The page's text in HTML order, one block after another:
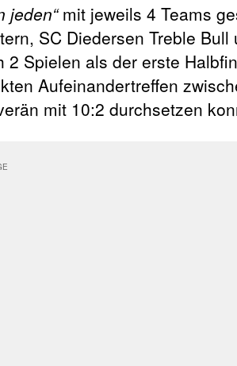
jeden“mit jeweils 4 Teams
SC Diedersen Treble Bull
Spielen als der erste
Aufeinandertreffen
mit 10:2 durchsetzen